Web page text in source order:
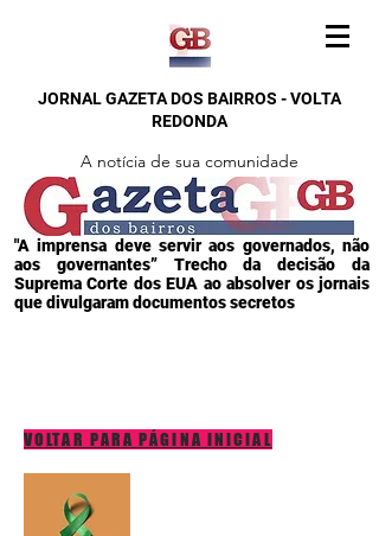
JORNAL GAZETA DOS BAIRROS - VOLTA
REDONDA
A notícia de sua comunidade
"A imprensa deve servir aos governados, não
aos governantes” Trecho da decisão da
Suprema Corte dos EUA ao absolver os jornais
que divulgaram documentos secretos
VOLTAR PARA PÁGINA INICIAL